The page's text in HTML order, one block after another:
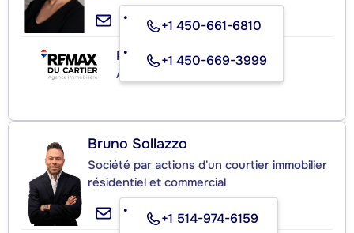
+1 450-661-6810
+1 450-669-3999
RE/MAX DU CARTIER INC.
Agence immobilière
Bruno Sollazzo
Société par actions d'un courtier immobilier
résidentiel et commercial
+1 514-974-6159